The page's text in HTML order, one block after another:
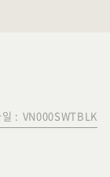
: VN000SWTBLK